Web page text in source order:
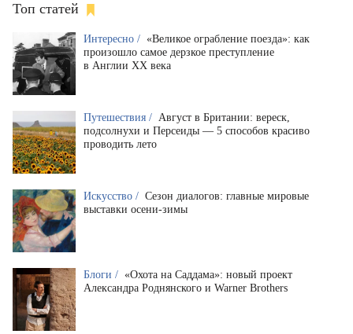
Топ статей
Интересно / «Великое ограбление поезда»: как
произошло самое дерзкое преступление
в Англии XX века
Путешествия / Август в Британии: вереск,
подсолнухи и Персеиды — 5 способов красиво
проводить лето
Искусство / Сезон диалогов: главные мировые
выставки осени-зимы
Блоги / «Охота на Саддама»: новый проект
Александра Роднянского и Warner Brothers